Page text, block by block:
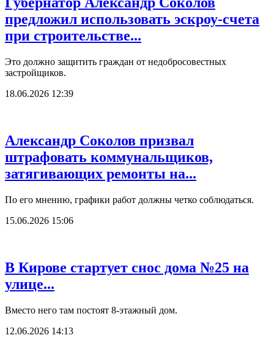
предложил использовать эскроу-счета
при строительстве...
Это должно защитить граждан от недобросовестных
застройщиков.
18.06.2026 12:39
Александр Соколов призвал
штрафовать коммунальщиков,
затягивающих ремонты на...
По его мнению, графики работ должны четко соблюдаться.
15.06.2026 15:06
В Кирове стартует снос дома №25 на
улице...
Вместо него там постоят 8-этажный дом.
12.06.2026 14:13